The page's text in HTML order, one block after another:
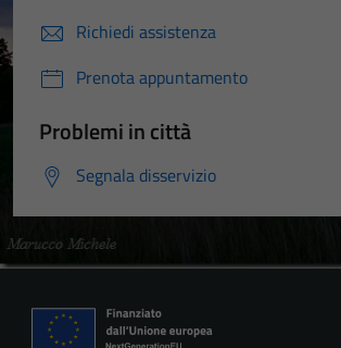
Richiedi assistenza
Prenota appuntamento
Problemi in città
Segnala disservizio